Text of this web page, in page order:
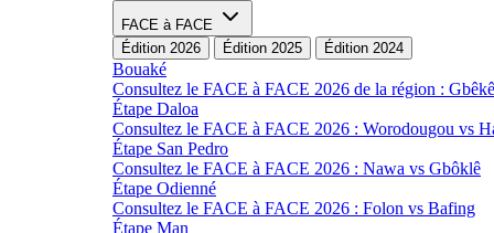
FACE à FACE
Édition 2026
Édition 2025 Édition 2024
Bouaké
Consultez le FACE à FACE 2026 de la région : Gbêkê
Étape Daloa
Consultez le FACE à FACE 2026 : Worodougou vs
Étape San Pedro
Consultez le FACE à FACE 2026 : Nawa vs Gbôklê
Étape Odienné
Consultez le FACE à FACE 2026 : Folon vs Bafing
Étape Man